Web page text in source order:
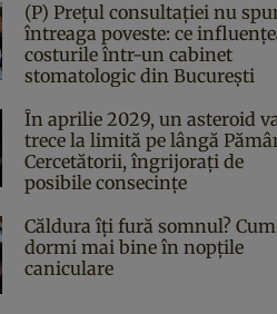
(P) Prețul consultației nu
întreaga poveste: ce
costurile într-un cabinet
stomatologic din București
În aprilie 2029, un asteroid
trece la limită pe lângă
Cercetătorii, îngrijorați de
posibile consecințe
Căldura îți fură somnul?
dormi mai bine în nopțile
caniculare